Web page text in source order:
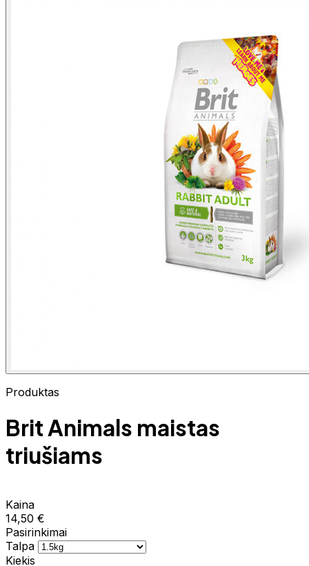
Produktas
Brit Animals maistas
triušiams
Kaina
14,50 €
Pasirinkimai
Talpa
Kiekis